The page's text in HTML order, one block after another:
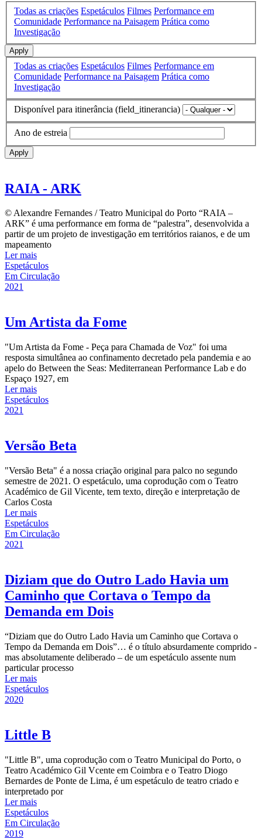
Todas as criações Espetáculos Filmes Performance em
Comunidade Performance na Paisagem Prática como
Investigação
Apply
Todas as criações Espetáculos Filmes Performance em
Comunidade Performance na Paisagem Prática como
Investigação
Disponível para itinerância (field_itinerancia)
Ano de estreia
Apply
RAIA - ARK
© Alexandre Fernandes / Teatro Municipal do Porto “RAIA –
ARK” é uma performance em forma de “palestra”, desenvolvida a
partir de um projeto de investigação em territórios raianos, e de um
mapeamento
Ler mais
Espetáculos
Em Circulação
2021
Um Artista da Fome
"Um Artista da Fome - Peça para Chamada de Voz" foi uma
resposta simultânea ao confinamento decretado pela pandemia e ao
apelo do Between the Seas: Mediterranean Performance Lab e do
Espaço 1927, em
Ler mais
Espetáculos
2021
Versão Beta
"Versão Beta" é a nossa criação original para palco no segundo
semestre de 2021. O espetáculo, uma coprodução com o Teatro
Académico de Gil Vicente, tem texto, direção e interpretação de
Carlos Costa
Ler mais
Espetáculos
Em Circulação
2021
Diziam que do Outro Lado Havia um
Caminho que Cortava o Tempo da
Demanda em Dois
“Diziam que do Outro Lado Havia um Caminho que Cortava o
Tempo da Demanda em Dois”… é o título absurdamente comprido -
mas absolutamente deliberado – de um espetáculo assente num
particular processo
Ler mais
Espetáculos
2020
Little B
"Little B", uma coprodução com o Teatro Municipal do Porto, o
Teatro Académico Gil Vcente em Coimbra e o Teatro Diogo
Bernardes de Ponte de Lima, é um espetáculo de teatro criado e
interpretado por
Ler mais
Espetáculos
Em Circulação
2019